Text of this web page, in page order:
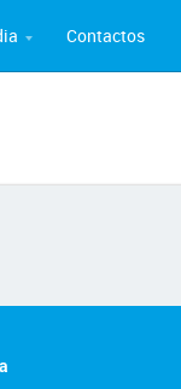
Contactos